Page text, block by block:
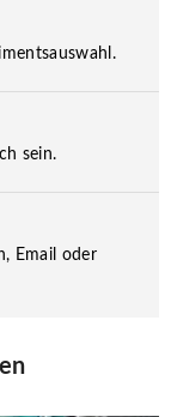
sein.
Email oder